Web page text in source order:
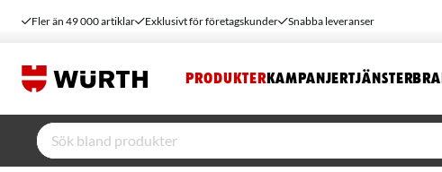
Fler än 49 000 artiklar Exklusivt för företagskunder Snabba leveranser
PRODUKTER KAMPANJERTJÄNSTER